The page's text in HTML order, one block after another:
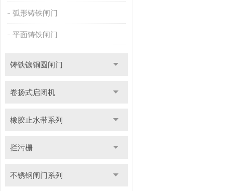
弧形铸铁闸门
平面铸铁闸门
铸铁镶铜圆闸门
卷扬式启闭机
橡胶止水带系列
拦污栅
不锈钢闸门系列